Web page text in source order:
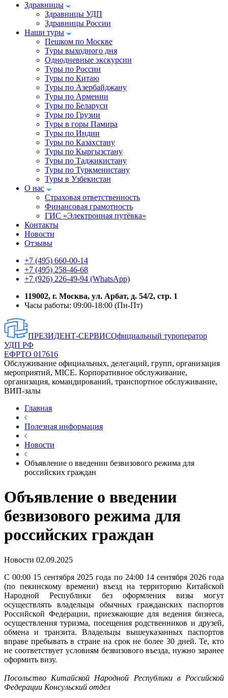
Здравницы
Здравницы УДП
Здравницы России
Наши туры
Пешком по Москве
Туры выходного дня
Однодневные экскурсии
Туры по России
Туры по Китаю
Туры по Азербайджану
Туры по Армении
Туры по Беларуси
Туры по Грузии
Туры в горы Памира
Туры по Индии
Туры по Казахстану
Туры по Кыргызстану
Туры по Таджикистану
Туры по Туркменистану
Туры в Узбекистан
О нас
Страховая ответственность
Финансовая грамотность
ГИС «Электронная путёвка»
Контакты
Новости
Отзывы
+7 (495) 660-00-14
+7 (495) 258-46-68
+7 (926) 226-49-94 (WhatsApp)
119002, г. Москва, ул. Арбат, д. 54/2, стр. 1
Часы работы: 09:00-18:00 (Пн-Пт)
ПРЕЗИДЕНТ-СЕРВИСОфициальный туроператор
УДП РФ
ЕФРТО 017616
Обслуживание официальных, делегаций, групп, организация
мероприятий, MICE. Корпоративное обслуживание,
организация, командирований, транспортное обслуживание,
ВИП-залы
Главная
Полезная информация
Новости
Объявление о введении безвизового режима для
российских граждан
Объявление о введении
безвизового режима для
российских граждан
Новости 02.09.2025
С 00:00 15 сентября 2025 года по 24:00 14 сентября 2026 года
(по пекинскому времени) въезд на территорию Китайской
Народной Республики без оформления визы могут
осуществлять владельцы обычных гражданских паспортов
Российской Федерации, приезжающие для ведения бизнеса,
осуществления туризма, посещения родственников и друзей,
обмена и транзита. Владельцы вышеуказанных паспортов
вправе пребывать в стране на срок не более 30 дней. Те, кто
не соответствует условиям безвизового въезда, нужно заранее
оформить визу.
Посольство Китайской Народной Республики в Российской
Федерации Консульский отдел